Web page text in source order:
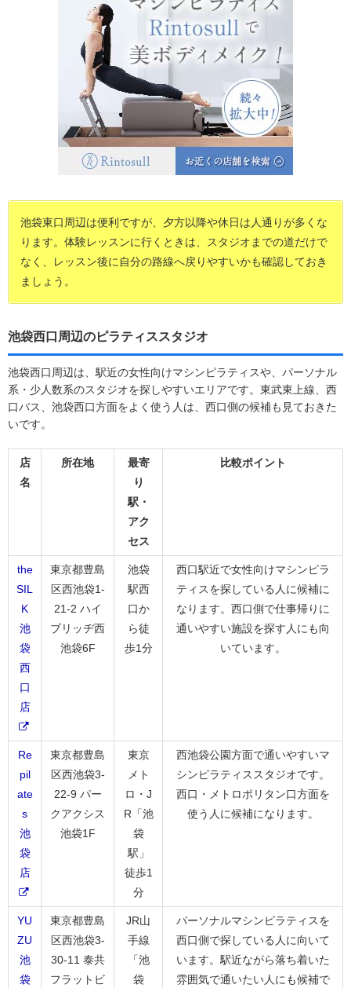
池袋東口周辺は便利ですが、夕方以降や休日は人通りが多くな
ります。体験レッスンに行くときは、スタジオまでの道だけで
なく、レッスン後に自分の路線へ戻りやすいかも確認しておき
ましょう。
池袋西口周辺のピラティススタジオ
池袋西口周辺は、駅近の女性向けマシンピラティスや、パーソナル
系・少人数系のスタジオを探しやすいエリアです。東武東上線、西
口バス、池袋西口方面をよく使う人は、西口側の候補も見ておきた
いです。
店
名
所在地
最寄
り
駅・
アク
セス
比較ポイント
the
SIL
K
池
袋
西
口
店
東京都豊島
区西池袋1-
21-2 ハイ
ブリッヂ西
池袋6F
池袋
駅西
口か
ら徒
歩1分
西口駅近で女性向けマシンピラ
ティスを探している人に候補に
なります。西口側で仕事帰りに
通いやすい施設を探す人にも向
いています。
Re
pil
ate
s
池
袋
店
東京都豊島
区西池袋3-
22-9 パー
クアクシス
池袋1F
東京
メト
ロ・J
R「池
袋
駅」
徒歩1
分
西池袋公園方面で通いやすいマ
シンピラティススタジオです。
西口・メトロポリタン口方面を
使う人に候補になります。
YU
ZU
池
袋
東京都豊島
区西池袋3-
30-11 泰共
フラットビ
JR山
手線
「池
袋
パーソナルマシンピラティスを
西口側で探している人に向いて
います。駅近ながら落ち着いた
雰囲気で通いたい人にも候補で